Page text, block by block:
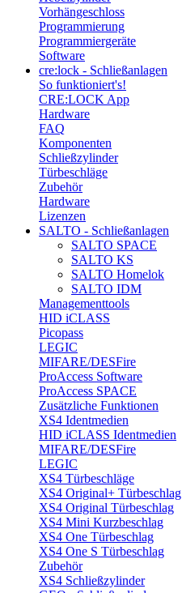
Vorhängeschloss
Programmierung
Programmiergeräte
Software
cre:lock - Schließanlagen
So funktioniert's!
CRE:LOCK App
Hardware
FAQ
Komponenten
Schließzylinder
Türbeschläge
Zubehör
Hardware
Lizenzen
SALTO - Schließanlagen
SALTO SPACE
SALTO KS
SALTO Homelok
SALTO IDM
Managementtools
HID iCLASS
Picopass
LEGIC
MIFARE/DESFire
ProAccess Software
ProAccess SPACE
Zusätzliche Funktionen
XS4 Identmedien
HID iCLASS Identmedien
MIFARE/DESFire
LEGIC
XS4 Türbeschläge
XS4 Original+ Türbeschlag
XS4 Original Türbeschlag
XS4 Mini Kurzbeschlag
XS4 One Türbeschlag
XS4 One S Türbeschlag
Zubehör
XS4 Schließzylinder